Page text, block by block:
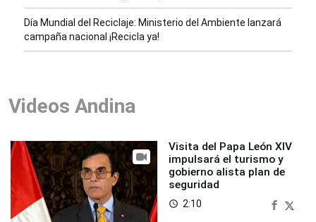
Día Mundial del Reciclaje: Ministerio del Ambiente lanzará
campaña nacional ¡Recicla ya!
Videos Andina
Visita del Papa León XIV
impulsará el turismo y
gobierno alista plan de
seguridad
access_time 2:10